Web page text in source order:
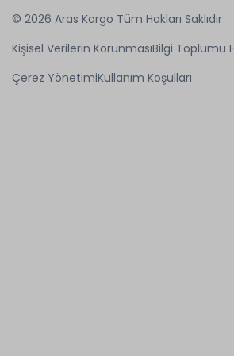
© 2026 Aras Kargo Tüm Hakları Saklıdır
Kişisel Verilerin KorunmasıBilgi Toplumu
Çerez YönetimiKullanım Koşulları